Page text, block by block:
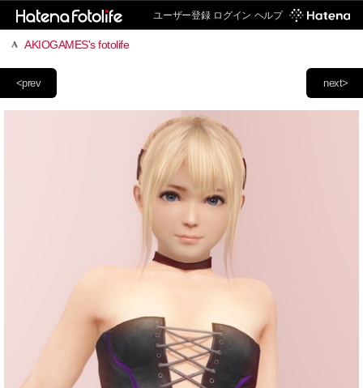
ユーザー登録 ログイン ヘルプ
AKIOGAMES's fotolife
next>
<prev